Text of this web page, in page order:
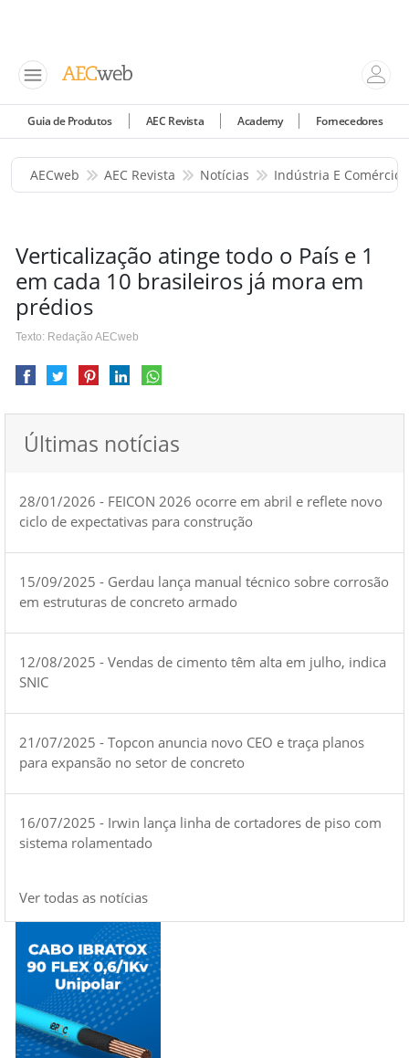
Guia de Produtos AEC Revista Academy Fornecedores
AECweb AEC Revista Notícias Indústria E Comércio
Verticalização atinge todo o País e 1
em cada 10 brasileiros já mora em
prédios
Texto: Redação AECweb
Últimas notícias
28/01/2026 - FEICON 2026 ocorre em abril e reflete novo
ciclo de expectativas para construção
15/09/2025 - Gerdau lança manual técnico sobre corrosão
em estruturas de concreto armado
12/08/2025 - Vendas de cimento têm alta em julho, indica
SNIC
21/07/2025 - Topcon anuncia novo CEO e traça planos
para expansão no setor de concreto
16/07/2025 - Irwin lança linha de cortadores de piso com
sistema rolamentado
Ver todas as notícias